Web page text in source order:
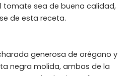
tomate sea de buena calidad,
de esta receta.
generosa de orégano y
negra molida, ambas de la